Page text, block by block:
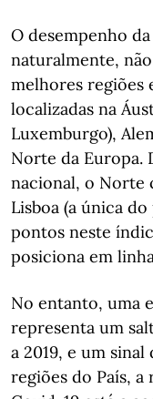
O desempenho
naturalmente,
melhores regiões
localizadas na
Luxemburgo),
Norte da Europa.
nacional, o Norte
Lisboa (a única do
pontos neste
posiciona em
No entanto, uma
representa um
a 2019, e um
regiões do País,